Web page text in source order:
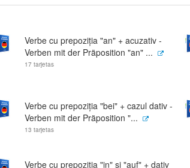
Verbe cu prepoziția "an" + acuzativ -
Verben mit der Präposition "an" ...
17 tarjetas
Verbe cu prepoziția "bei" + cazul dativ -
Verben mit der Präposition "...
13 tarjetas
Verbe cu prepoziția "in" și "auf" + dativ